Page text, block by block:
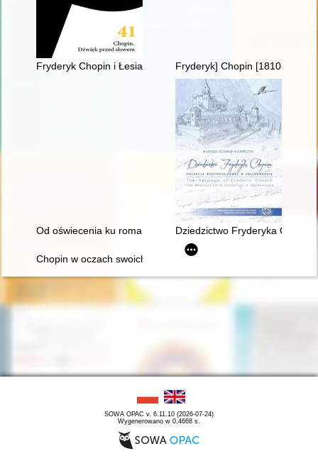
Fryderyk Chopin i Łesia Ukrainka : per meFryderyk] Chopin [1810-1849].
Od oświecenia ku romantyzmowi i dalej... Autorzy, dzieła,
Dziedzictwo Fryderyka
Chopin w oczach swoich uczniów
SOWA OPAC v. 6.11.10 (2026-07-24)
Wygenerowano w 0,4668 s.